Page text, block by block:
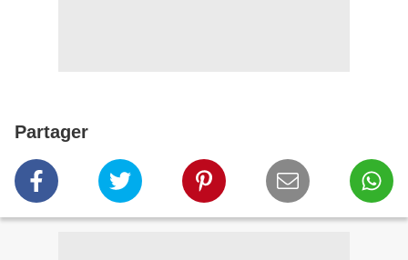
Partager